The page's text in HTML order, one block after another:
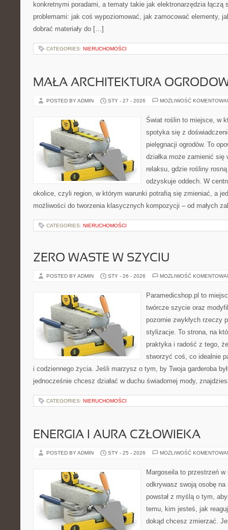
konkretnymi poradami, a tematy takie jak elektronarzędzia łączą
problemami: jak coś wypoziomować, jak zamocować elementy,
dobrać materiały do […]
CATEGORIES: NIERUCHOMOŚCI
MAŁA ARCHITEKTURA
POSTED BY ADMIN STY - 27 - 2026 MOŻLIWOŚĆ
Świat roślin to miejsce, w
spotyka się z
pielęgnacji ogrodów. To
działka może zamienić się
relaksu, gdzie rośliny
odzyskuje oddech. W
okolice, czyli region, w którym warunki potrafią się zmieniać, a
możliwości do tworzenia klasycznych kompozycji – od małych
CATEGORIES: NIERUCHOMOŚCI
ZERO WASTE W SZYCIU
POSTED BY ADMIN STY - 26 - 2026 MOŻLIWOŚĆ
Paramedicshop.pl to
twórcze szycie oraz
pozornie zwykłych rzeczy
stylizacje. To strona, na
praktyka i radość z tego,
stworzyć coś, co idealnie
i codziennego życia. Jeśli marzysz o tym, by Twoja garderoba
jednocześnie chcesz działać w duchu świadomej mody,
CATEGORIES: NIERUCHOMOŚCI
ENERGIA I AURA CZŁOWIEKA
POSTED BY ADMIN STY - 25 - 2026 MOŻLIWOŚĆ
Margoseila to przestrzeń
odkrywasz swoją osobę
powstał z myślą o tym,
temu, kim jesteś, jak
dokąd chcesz zmierzać.